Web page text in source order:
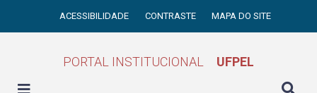
ACESSIBILIDADE CONTRASTE MAPA DO SITE
PORTAL INSTITUCIONAL UFPEL